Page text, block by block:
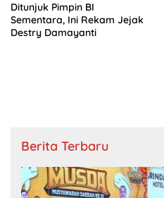
Ditunjuk Pimpin BI
Sementara, Ini Rekam Jejak
Destry Damayanti
Berita Terbaru